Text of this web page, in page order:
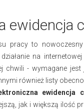
ewidencja
pracy to
na
chwili - wymagane jest
również listy
ewidencja
jak i większą ilość